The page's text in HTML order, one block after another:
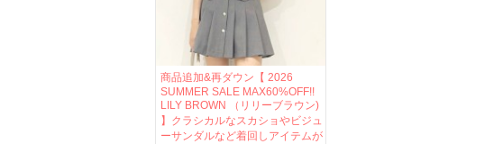
商品追加&再ダウン【 2026
SUMMER SALE MAX60%OFF!!
LILY BROWN （リリーブラウン)
】クラシカルなスカショやビジュ
ーサンダルなど着回しアイテムが